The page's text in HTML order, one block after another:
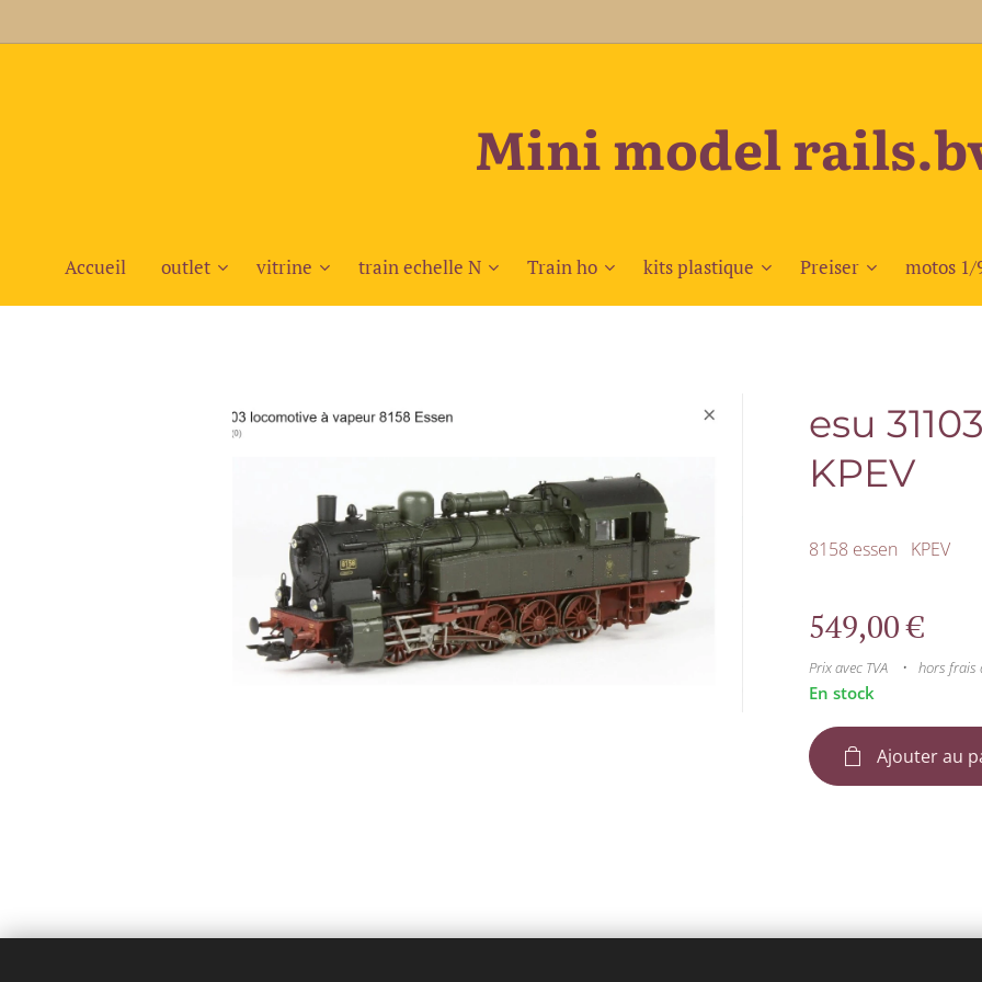
Mini model
Accueil outlet vitrine train echelle N Train ho kits plastique Preiser motos 1/
esu
KPEV
8158 essen KPEV
549,00€
Prix avec TVA hors frais
En stock
Ajouter au